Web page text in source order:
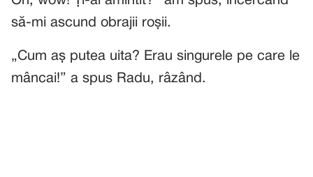
să-mi ascund obrajii roșii.
„Cum aș putea uita? Erau singurele pe care le
mâncai!” a spus Radu, râzând.